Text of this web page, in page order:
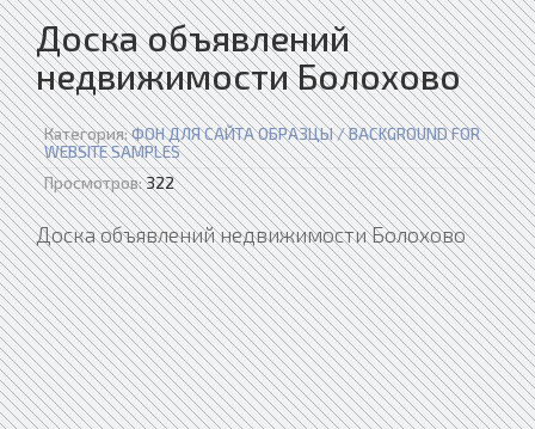
Доска объявлений
недвижимости Болохово
Категория:ФОН ДЛЯ САЙТА ОБРАЗЦЫ / BACKGROUND FOR
WEBSITE SAMPLES
Просмотров:322
Доска объявлений недвижимости Болохово